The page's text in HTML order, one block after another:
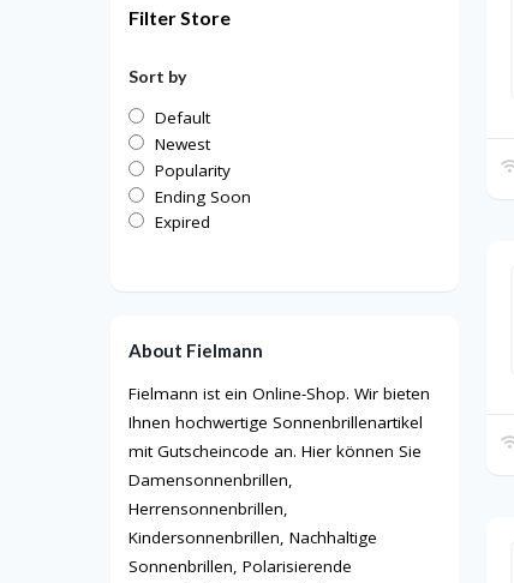
Filter Store
Sort by
Default
Newest
Popularity
Ending Soon
Expired
About Fielmann
Fielmann ist ein Online-Shop. Wir bieten
Ihnen hochwertige Sonnenbrillenartikel
mit Gutscheincode an. Hier können Sie
Damensonnenbrillen,
Herrensonnenbrillen,
Kindersonnenbrillen, Nachhaltige
Sonnenbrillen, Polarisierende